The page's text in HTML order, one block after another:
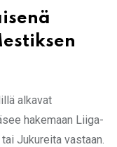
alkavat
hakemaan Liiga-
Jukureita vastaan.